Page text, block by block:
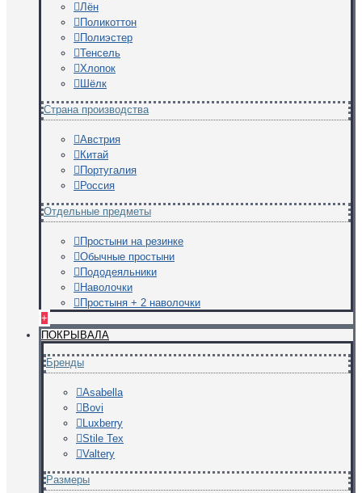
Лён
Поликоттон
Полиэстер
Тенсель
Хлопок
Шёлк
Страна производства
Австрия
Китай
Португалия
Россия
Отдельные предметы
Простыни на резинке
Обычные простыни
Пододеяльники
Наволочки
Простыня + 2 наволочки
+
ПОКРЫВАЛА
Бренды
Asabella
Bovi
Luxberry
Stile Tex
Valtery
Размеры